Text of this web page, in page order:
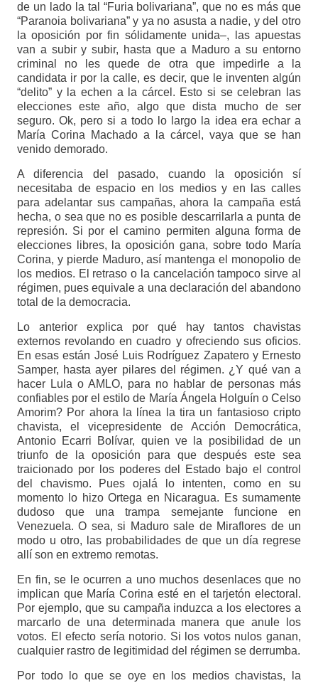
de un lado la tal “Furia bolivariana”, que no es más que
“Paranoia bolivariana” y ya no asusta a nadie, y del otro
la oposición por fin sólidamente unida–, las apuestas
van a subir y subir, hasta que a Maduro a su entorno
criminal no les quede de otra que impedirle a la
candidata ir por la calle, es decir, que le inventen algún
“delito” y la echen a la cárcel. Esto si se celebran las
elecciones este año, algo que dista mucho de ser
seguro. Ok, pero si a todo lo largo la idea era echar a
María Corina Machado a la cárcel, vaya que se han
venido demorado.
A diferencia del pasado, cuando la oposición sí
necesitaba de espacio en los medios y en las calles
para adelantar sus campañas, ahora la campaña está
hecha, o sea que no es posible descarrilarla a punta de
represión. Si por el camino permiten alguna forma de
elecciones libres, la oposición gana, sobre todo María
Corina, y pierde Maduro, así mantenga el monopolio de
los medios. El retraso o la cancelación tampoco sirve al
régimen, pues equivale a una declaración del abandono
total de la democracia.
Lo anterior explica por qué hay tantos chavistas
externos revolando en cuadro y ofreciendo sus oficios.
En esas están José Luis Rodríguez Zapatero y Ernesto
Samper, hasta ayer pilares del régimen. ¿Y qué van a
hacer Lula o AMLO, para no hablar de personas más
confiables por el estilo de María Ángela Holguín o Celso
Amorim? Por ahora la línea la tira un fantasioso cripto
chavista, el vicepresidente de Acción Democrática,
Antonio Ecarri Bolívar, quien ve la posibilidad de un
triunfo de la oposición para que después este sea
traicionado por los poderes del Estado bajo el control
del chavismo. Pues ojalá lo intenten, como en su
momento lo hizo Ortega en Nicaragua. Es sumamente
dudoso que una trampa semejante funcione en
Venezuela. O sea, si Maduro sale de Miraflores de un
modo u otro, las probabilidades de que un día regrese
allí son en extremo remotas.
En fin, se le ocurren a uno muchos desenlaces que no
implican que María Corina esté en el tarjetón electoral.
Por ejemplo, que su campaña induzca a los electores a
marcarlo de una determinada manera que anule los
votos. El efecto sería notorio. Si los votos nulos ganan,
cualquier rastro de legitimidad del régimen se derrumba.
Por todo lo que se oye en los medios chavistas, la